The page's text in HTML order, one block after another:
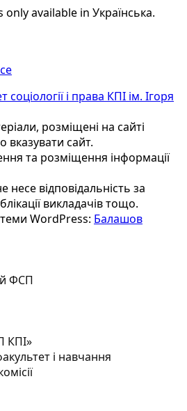
available in Українська.
соціології і права КПІ ім. Ігоря
розміщені на сайті
вказувати сайт.
та розміщення інформації
несе відповідальність за
викладачів тощо.
WordPress: Балашов
ФСП
КПІ»
і навчання